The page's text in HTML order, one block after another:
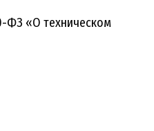
ФЗ «О техническом